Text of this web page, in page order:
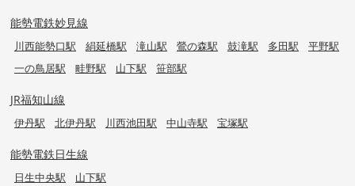
能勢電鉄妙見線
川西能勢口駅 絹延橋駅 滝山駅 鶯の森駅 鼓滝駅 多田駅
平野駅
一の鳥居駅
畦野駅 山下駅 笹部駅
JR福知山線
伊丹駅 北伊丹駅 川西池田駅 中山寺駅 宝塚駅
能勢電鉄日生線
日生中央駅 山下駅